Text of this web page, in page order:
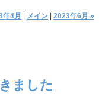
年4月 メイン 2023年6月 »
ました